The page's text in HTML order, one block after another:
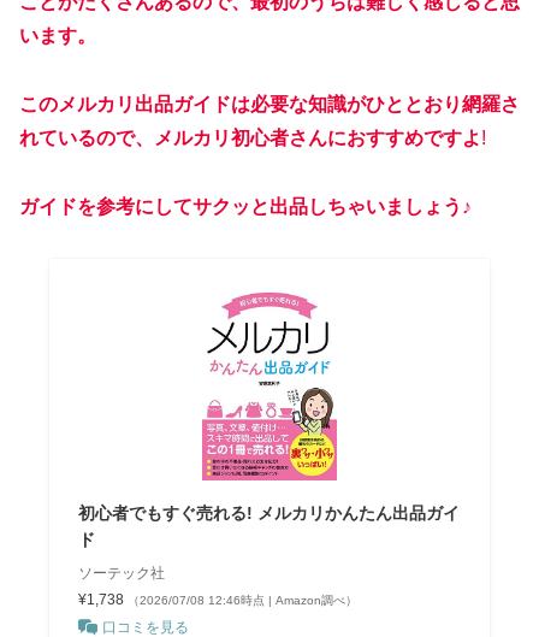
います。
このメルカリ出品ガイドは必要な知識がひととおり網羅さ
れているので、メルカリ初心者さんにおすすめですよ !
ガイドを参考にしてサクッと出品しちゃいましょう♪
初心者でもすぐ売れる! メルカリかんたん出品ガイ
ド
ソーテック社
¥1,738
（2026/07/08 12:46時点 | Amazon調べ）
口コミを見る